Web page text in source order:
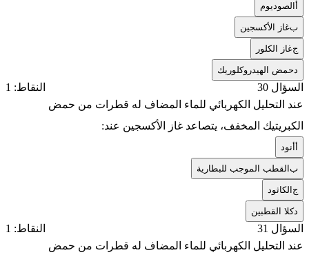
الصوديوم
بغاز الأكسجين
جغاز الكلور
حمض الهيدروكلوريك
السؤال 30
النقاط: 1
عند التحليل الكهربائي للماء المضاف له قطرات من حمض
الكبريتيك المخفف، يتصاعد غاز الأكسجين عند:
أنود
بالقطب الموجب للبطارية
جالكاثود
كلا القطبين
السؤال 31
النقاط: 1
عند التحليل الكهربائي للماء المضاف له قطرات من حمض